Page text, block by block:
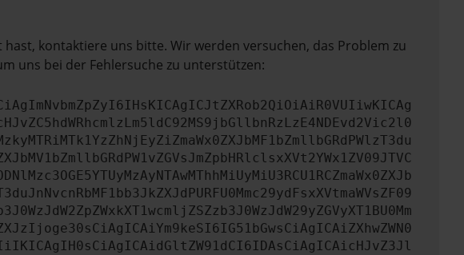
kontaktiere uns bitte. Wir werden versuchen, das Problem zu
uns bei der Fehlersuche zu unterstützen: